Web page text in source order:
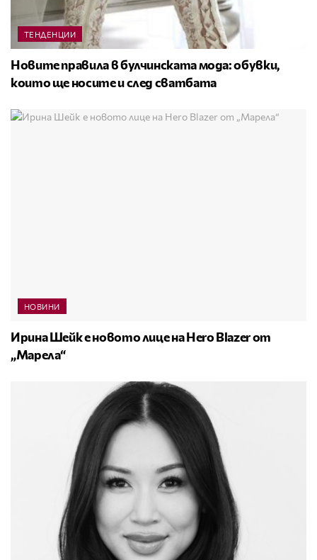
ТЕНДЕНЦИИ
Новите правила в булчинската мода: обувки,
които ще носите и след сватбата
НОВИНИ
Ирина Шейк е новото лице на Hero Blazer от
„Марела“